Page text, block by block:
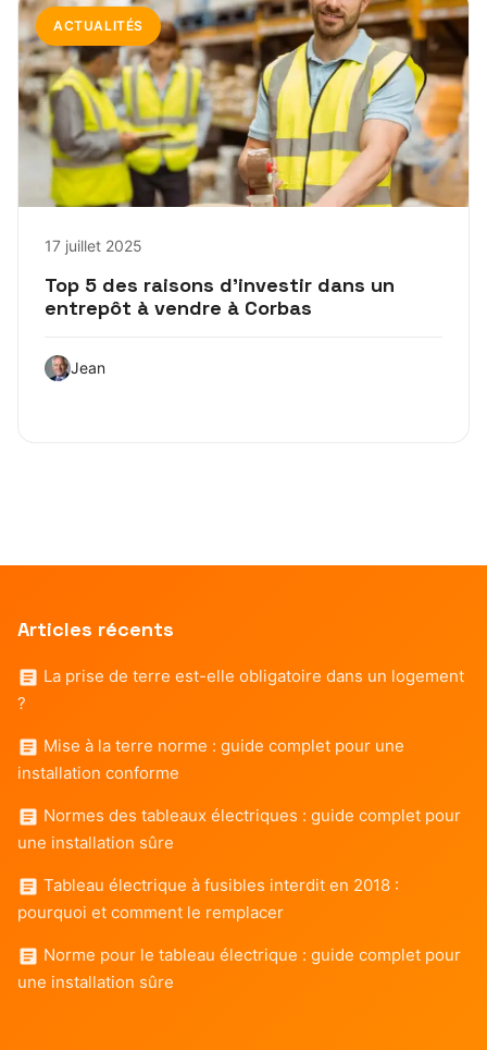
ACTUALITÉS
17 juillet 2025
Top 5 des raisons d’investir dans un
entrepôt à vendre à Corbas
Jean
Articles récents
La prise de terre est-elle obligatoire dans un logement
?
Mise à la terre norme : guide complet pour une
installation conforme
Normes des tableaux électriques : guide complet pour
une installation sûre
Tableau électrique à fusibles interdit en 2018 :
pourquoi et comment le remplacer
Norme pour le tableau électrique : guide complet pour
une installation sûre